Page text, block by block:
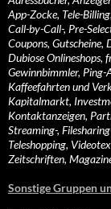
App-Zocke, Tele-
Call-by-Call-, Pre-
Coupons, Gutscheine,
Dubiose Onlineshops,
Gewinnbimmler,
Kaffeefahrten und
Kapitalmarkt,
Kontaktanzeigen,
Streaming-,
Teleshopping,
Zeitschriften,
Sonstige Gruppen